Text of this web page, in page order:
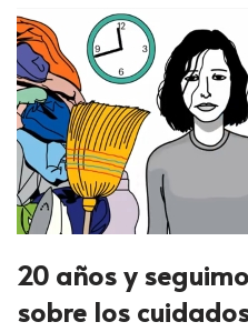
20 años y
sobre los